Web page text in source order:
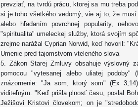
prevziať, na tvrdú prácu, ktorej sa mu treba
si je toho všetkého vedomý, vie aj to, že
alebo hľadaním povrchnej popularity,
"spiritualita" umeleckej služby, ktorá svojím
zrejme narážal Cyprian Norwid, keď hovoril:
Umenie pred tajomstvom vteleného slova
5. Zákon Starej Zmluvy obsahuje výslovný
pomocou "vytesanej alebo uliatej podoby"
znázornenie: "Ja som, ktorý som" (Ex
viditeľným: "Keď prišla plnosť času, poslal
Ježišovi Kristovi človekom; on je